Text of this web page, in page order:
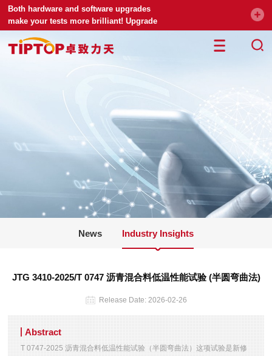
Both hardware and software upgrades
make your tests more brilliant! Upgrade
your universal testing machine
News Industry Insights
JTG 3410-2025/T 0747 沥青混合料低温性能试验 (半圆弯曲法)
Release Date: 2026-02-26
Abstract
T 0747-2025 沥青混合料低温性能试验（半圆弯曲法）这项试验是新修